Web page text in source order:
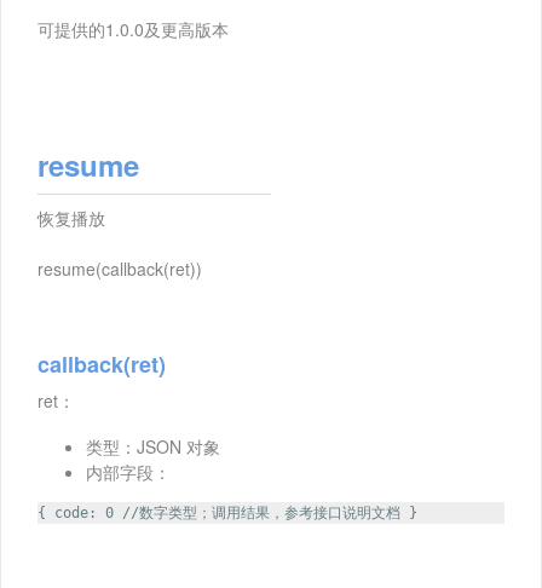
可提供的1.0.0及更高版本
resume
恢复播放
resume(callback(ret))
callback(ret)
ret：
类型：JSON 对象
内部字段：
{ code: 0 //数字类型；调用结果，参考接口说明文档 }